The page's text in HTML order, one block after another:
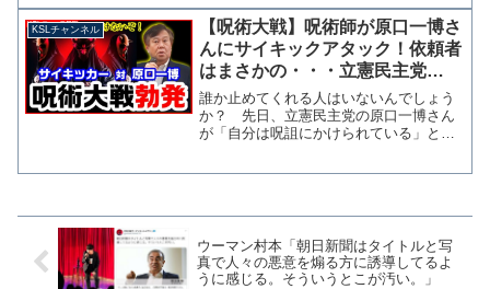
件以上のコメントが寄せられている。
2021/12/09...
KSLチャンネル
【呪術大戦】呪術師が原口一博さ
んにサイキックアタック！依頼者
はまさかの・・・立憲民主党
【KSLチャンネル】
誰か止めてくれる人はいないんでしょう
か？ 先日、立憲民主党の原口一博さん
が「自分は呪詛にかけられている」と言
ウーマン村本「朝日新聞はタイトルと写
真で人々の悪意を煽る方に誘導してるよ
うに感じる。そういうとこが汚い。」